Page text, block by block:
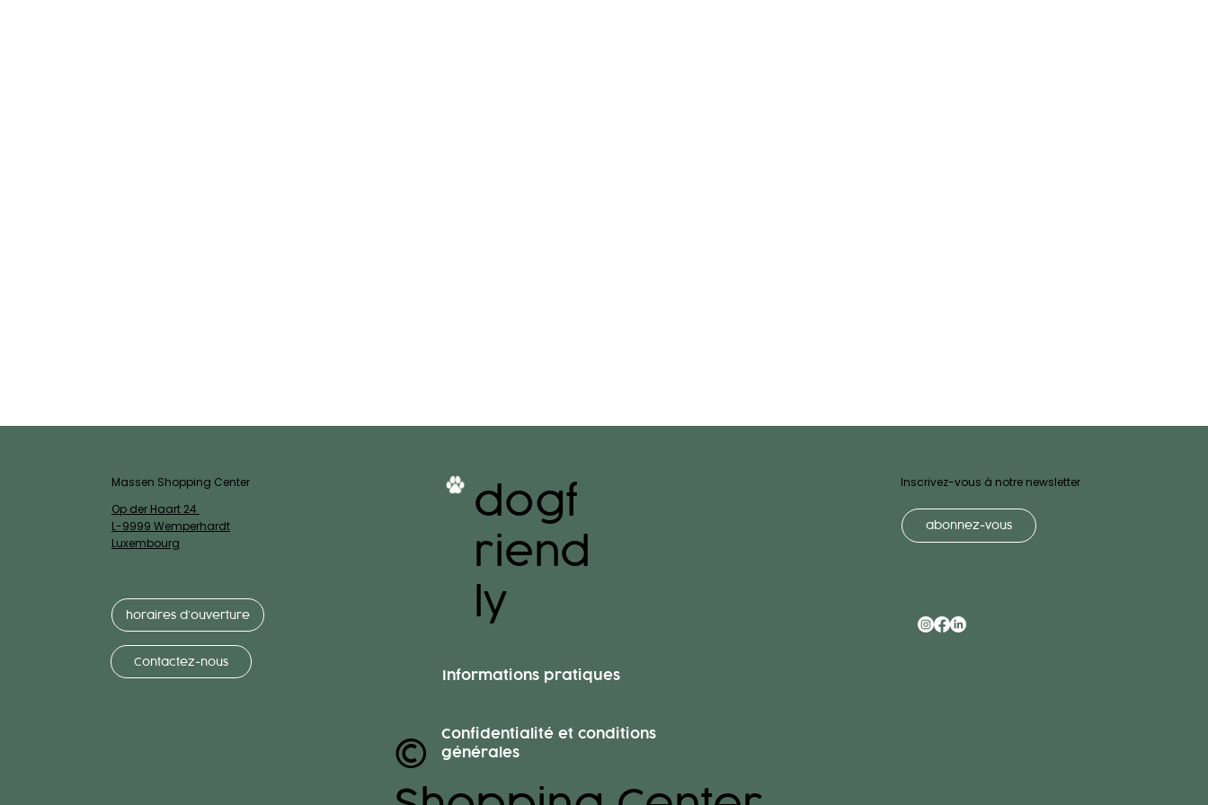
© Massen
Inscrivez-vous à notre newsletter
abonnez-vous
dogf
riend
ly
Informations pratiques
Confidentialité et conditions
générales
Massen Shopping Center
Op der Haart 24
L-9999 Wemperhardt
Luxembourg
horaires d’ouverture
Contactez-nous